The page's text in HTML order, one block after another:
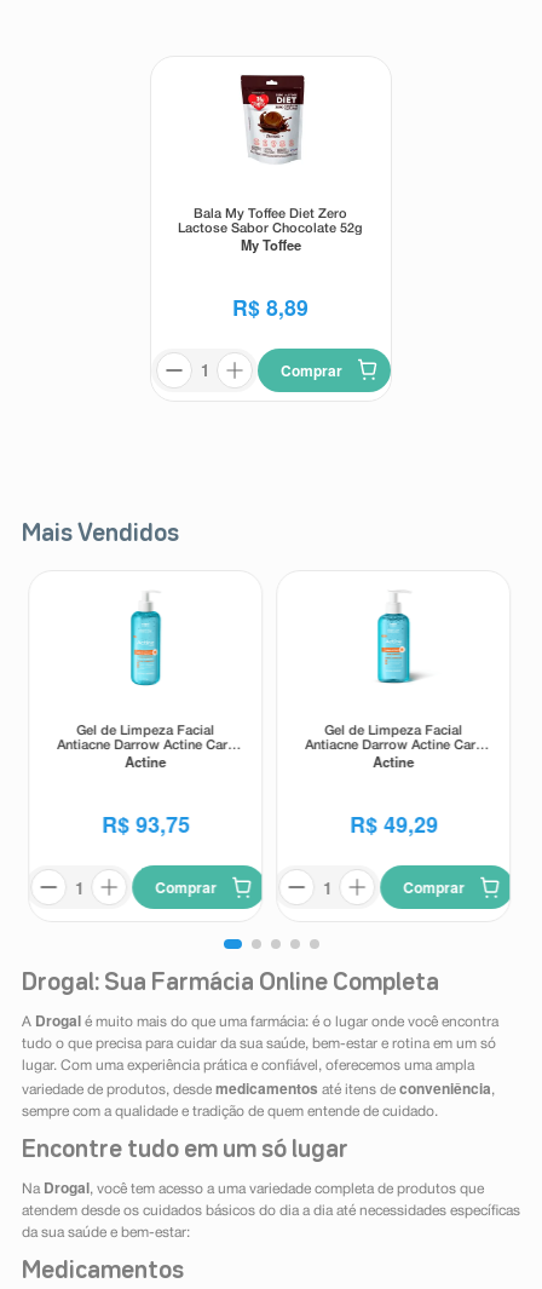
Bala My Toffee Diet Zero
Lactose Sabor Chocolate 52g
My Toffee
R$ 8,89
Comprar
Mais Vendidos
Gel de Limpeza Facial
Antiacne Darrow Actine Care
Alta Tolerância 400g
Actine
R$ 93,75
Comprar
Gel de Limpeza Facial
Antiacne Darrow Actine Care
Alta Tolerância 140g
Actine
R$ 49,29
Comprar
Drogal: Sua Farmácia Online Completa
A Drogal é muito mais do que uma farmácia: é o lugar onde você encontra
tudo o que precisa para cuidar da sua saúde, bem-estar e rotina em um só
lugar. Com uma experiência prática e confiável, oferecemos uma ampla
variedade de produtos, desde medicamentos até itens de conveniência,
sempre com a qualidade e tradição de quem entende de cuidado.
Encontre tudo em um só lugar
Na Drogal, você tem acesso a uma variedade completa de produtos que
atendem desde os cuidados básicos do dia a dia até necessidades específicas
da sua saúde e bem-estar:
Medicamentos